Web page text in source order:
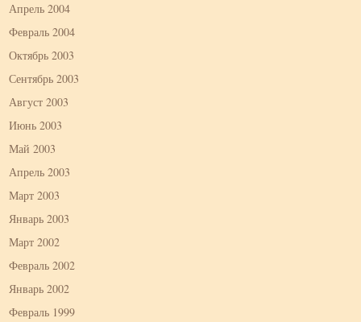
Апрель 2004
Февраль 2004
Октябрь 2003
Сентябрь 2003
Август 2003
Июнь 2003
Май 2003
Апрель 2003
Март 2003
Январь 2003
Март 2002
Февраль 2002
Январь 2002
Февраль 1999